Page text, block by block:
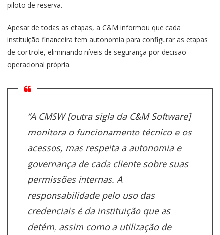
piloto de reserva.
Apesar de todas as etapas, a C&M informou que cada
instituição financeira tem autonomia para configurar as etapas
de controle, eliminando níveis de segurança por decisão
operacional própria.
“A CMSW [outra sigla da C&M Software]
monitora o funcionamento técnico e os
acessos, mas respeita a autonomia e
governança de cada cliente sobre suas
permissões internas. A
responsabilidade pelo uso das
credenciais é da instituição que as
detém, assim como a utilização de